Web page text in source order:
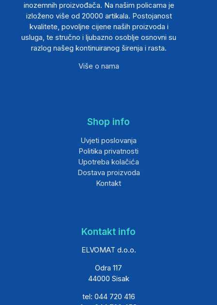
inozemnih proizvođača. Na našim policama je
izloženo više od 20000 artikala. Postojanost
kvalitete, povoljne cijene naših proizvoda i
usluga, te stručno i ljubazno osoblje osnovni su
razlog našeg kontinuiranog širenja i rasta.
Više o nama
Shop info
Uvjeti poslovanja
Politika privatnosti
Upotreba kolačića
Dostava proizvoda
Kontakt
Kontakt info
ELVOMAT d.o.o.
Odra 117
44000 Sisak
tel: 044 720 416